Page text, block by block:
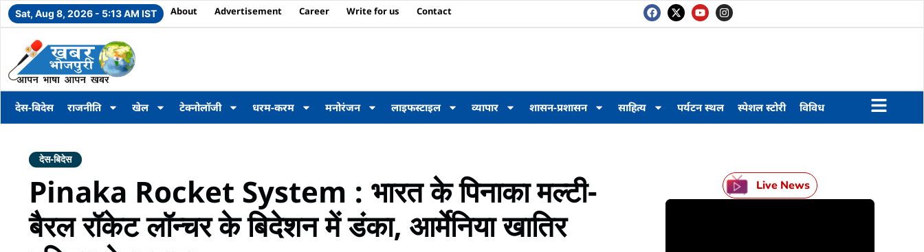
Sat, Aug 8, 2026 - 5:13 AM IST About Advertisement Career Write for us Contact
देस-बिदेस राजनीति खेल टेक्नोलॉजी धरम-करम मनोरंजन लाइफस्टाइल व्यापार शासन-प्रशासन साहित्य पर्यटन स्थल स्पेशल स्टोरी विविध
देस-बिदेस
Pinaka Rocket System : भारत के पिनाका मल्टी-
बैरल रॉकेट लॉन्चर के बिदेशन में डंका, आर्मेनिया खातिर
Live News